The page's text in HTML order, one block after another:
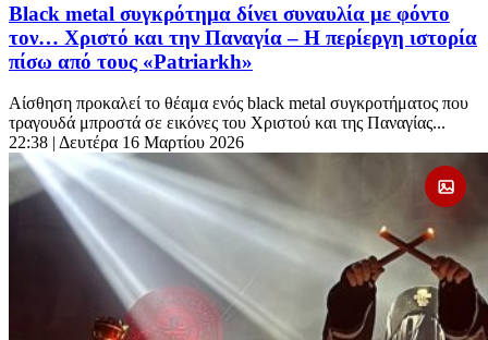
Black metal συγκρότημα δίνει συναυλία με φόντο
τον… Χριστό και την Παναγία – Η περίεργη ιστορία
πίσω από τους «Patriarkh»
Αίσθηση προκαλεί το θέαμα ενός black metal συγκροτήματος που
τραγουδά μπροστά σε εικόνες του Χριστού και της Παναγίας...
22:38 | Δευτέρα 16 Μαρτίου 2026